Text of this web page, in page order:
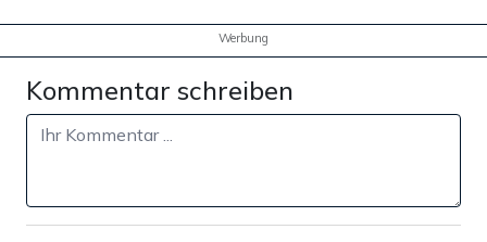
Werbung
Kommentar schreiben